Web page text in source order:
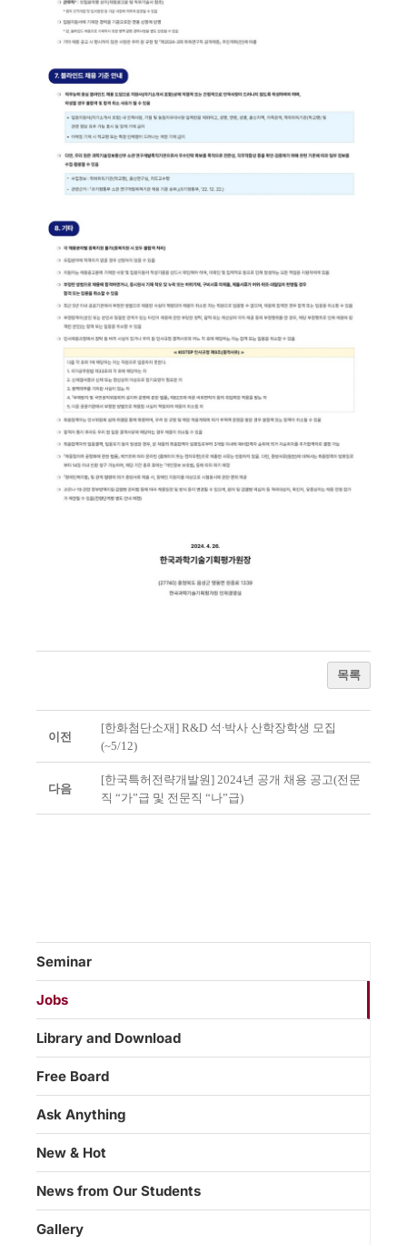
목록
이전
[한화첨단소재] R&D 석∙박사 산학장학생 모집
(~5/12)
다음
[한국특허전략개발원] 2024년 공개 채용 공고(전문
직 “가”급 및 전문직 “나”급)
Seminar
Jobs
Library and Download
Free Board
Ask Anything
New & Hot
News from Our Students
Gallery